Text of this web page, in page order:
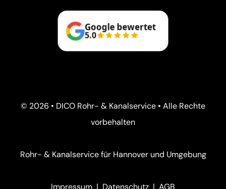
Google bewertet
5.0
© 2026 • DICO Rohr- & Kanalservice • Alle Rechte
vorbehalten
Rohr- & Kanalservice für Hannover und Umgebung
Impressum | Datenschutz | AGB